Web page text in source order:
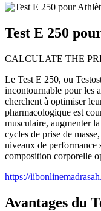
Test E 250
CALCULATE THE
Le Test E 250, ou
incontournable pour les
cherchent à optimiser
pharmacologique est
musculaire, augmenter
cycles de prise de
niveaux de performance
composition corporelle
https://
Avantages du